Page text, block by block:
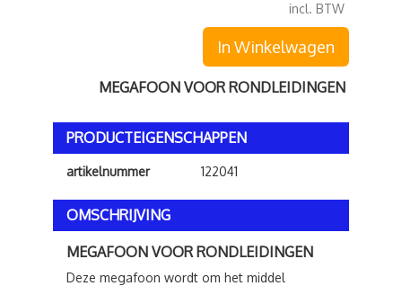
incl. BTW
In Winkelwagen
MEGAFOON VOOR RONDLEIDINGEN
PRODUCTEIGENSCHAPPEN
artikelnummer 122041
OMSCHRIJVING
MEGAFOON VOOR RONDLEIDINGEN
Deze megafoon wordt om het middel